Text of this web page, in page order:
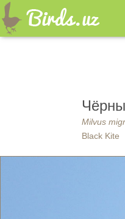
Milvus
Black Kite